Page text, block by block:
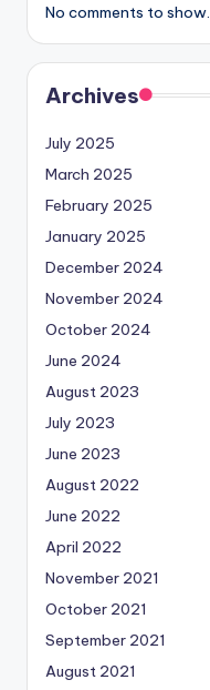
No comments to show.
Archives
July 2025
March 2025
February 2025
January 2025
December 2024
November 2024
October 2024
June 2024
August 2023
July 2023
June 2023
August 2022
June 2022
April 2022
November 2021
October 2021
September 2021
August 2021